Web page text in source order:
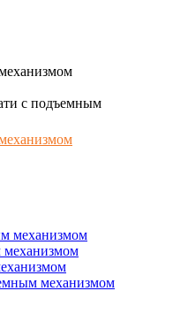
с подъемным
механизмом
механизмом
механизмом